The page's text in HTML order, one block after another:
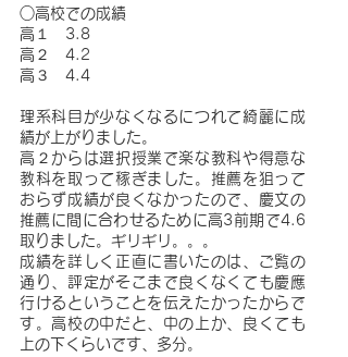
○高校での成績
高１　3.8
高２　4.2
高３　4.4
理系科目が少なくなるにつれて綺麗に成
績が上がりました。
高２からは選択授業で楽な教科や得意な
教科を取って稼ぎました。推薦を狙って
おらず成績が良くなかったので、慶文の
推薦に間に合わせるために高3前期で4.6
取りました。ギリギリ。。。
成績を詳しく正直に書いたのは、ご覧の
通り、評定がそこまで良くなくても慶應
行けるということを伝えたかったからで
す。高校の中だと、中の上か、良くても
上の下くらいです、多分。